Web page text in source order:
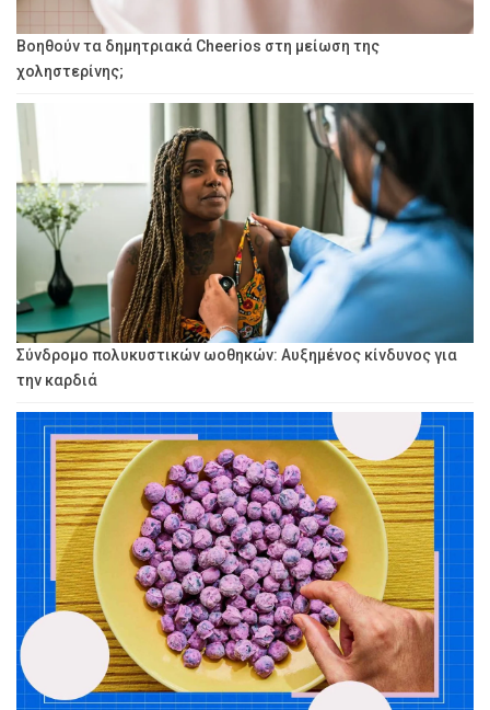
Βοηθούν τα δημητριακά Cheerios στη μείωση της
χοληστερίνης;
Σύνδρομο πολυκυστικών ωοθηκών: Αυξημένος κίνδυνος για
την καρδιά